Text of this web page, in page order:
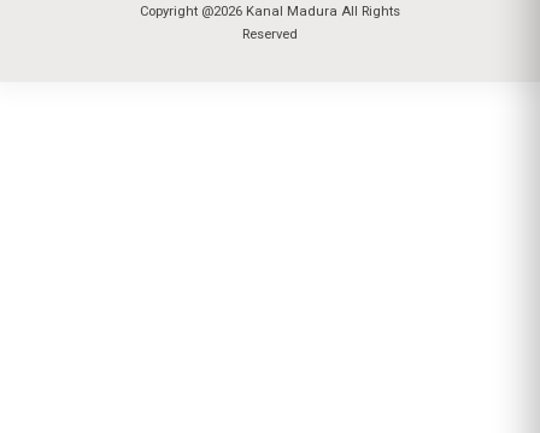
Copyright @2026 Kanal Madura All Rights
Reserved